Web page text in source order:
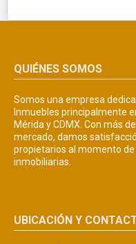
QUIÉNES SOMOS
Somos una empresa
Inmuebles principalmente
Mérida y CDMX. Con más
mercado, damos
propietarios al momento
inmobiliarias.
UBICACIÓN Y